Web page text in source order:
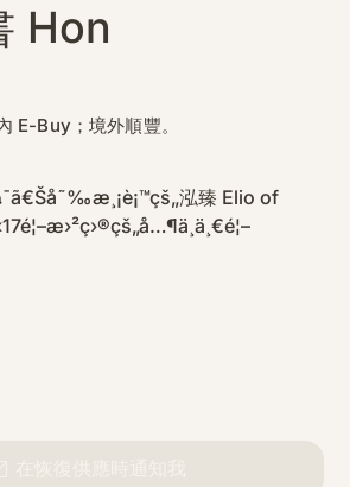
Hon
E-Buy；境外順豐。
泓臻 Elio of